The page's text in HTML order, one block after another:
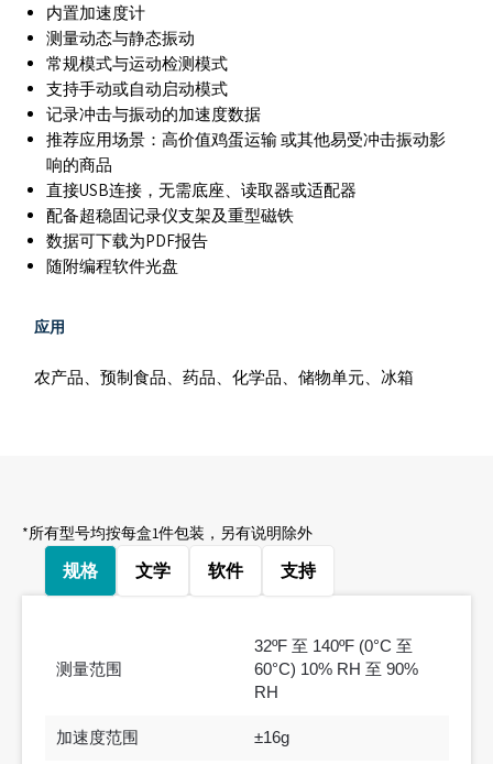
内置加速度计
测量动态与静态振动
常规模式与运动检测模式
支持手动或自动启动模式
记录冲击与振动的加速度数据
推荐应用场景：高价值鸡蛋运输 或其他易受冲击振动影
响的商品
直接USB连接，无需底座、读取器或适配器
配备超稳固记录仪支架及重型磁铁
数据可下载为PDF报告
随附编程软件光盘
应用
农产品、预制食品、药品、化学品、储物单元、冰箱
*所有型号均按每盒1件包装，另有说明除外
规格 文学 软件 支持
测量范围
32ºF 至 140ºF (0°C 至
60°C) 10% RH 至 90%
RH
加速度范围 ±16g